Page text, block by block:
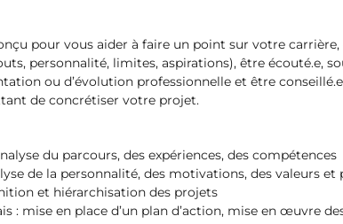
pour vous aider à faire un point sur votre
personnalité, limites, aspirations), être écouté.e,
ou d’évolution professionnelle et être
de concrétiser votre projet.
du parcours, des expériences, des compétences
de la personnalité, des motivations, des valeurs et
et hiérarchisation des projets
: mise en place d’un plan d’action, mise en œuvre